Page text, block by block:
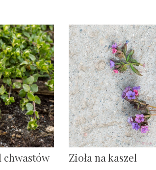
chwastów Zioła na kaszel